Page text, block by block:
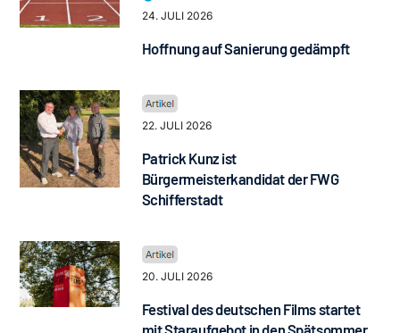
24. JULI 2026
Hoffnung auf Sanierung gedämpft
22. JULI 2026
Patrick Kunz ist
Bürgermeisterkandidat der FWG
Schifferstadt
20. JULI 2026
Festival des deutschen Films startet
mit Staraufgebot in den Spätsommer